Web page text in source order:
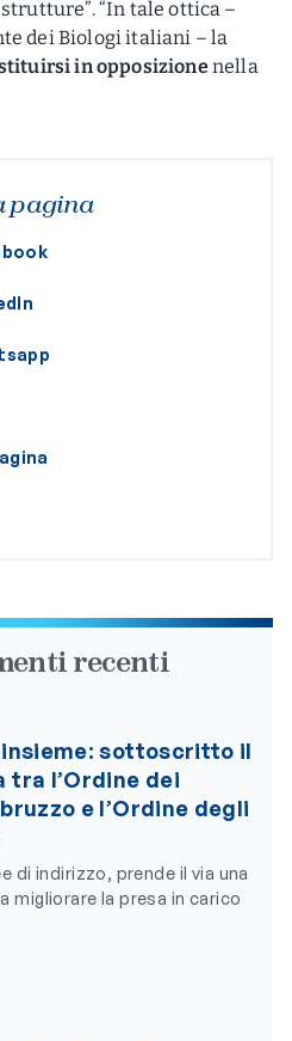
“In tale ottica –
dei Biologi italiani – la
in opposizionenella
pagina
recenti
sottoscritto il
tra l’Ordine dei
e l’Ordine degli
di indirizzo, prende il via una
migliorare la presa in carico